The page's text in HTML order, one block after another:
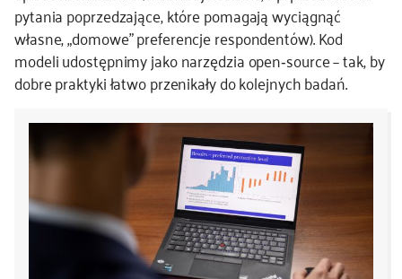
pytania poprzedzające, które pomagają wyciągnąć
własne, „domowe” preferencje respondentów). Kod
modeli udostępnimy jako narzędzia open‑source – tak, by
dobre praktyki łatwo przenikały do kolejnych badań.